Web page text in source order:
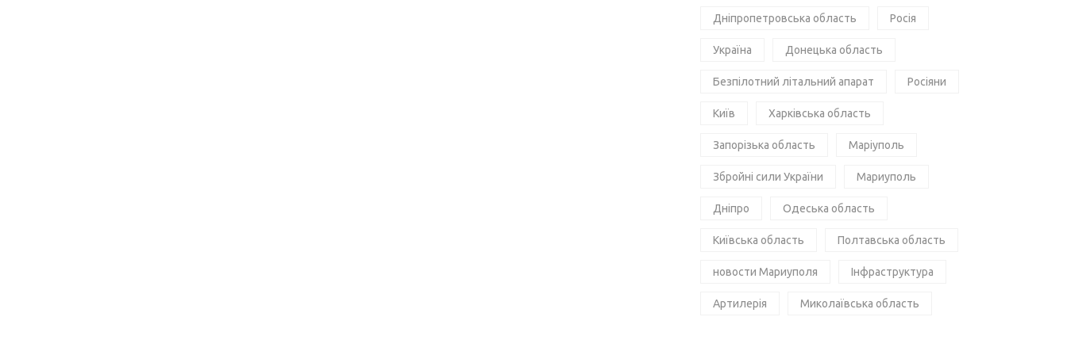
Дніпропетровська область Росія
Україна Донецька область
Безпілотний літальний апарат Росіяни
Київ Харківська область
Запорізька область Маріуполь
Збройні сили України Мариуполь
Дніпро Одеська область
Київська область Полтавська область
новости Мариуполя Інфраструктура
Артилерія Миколаївська область